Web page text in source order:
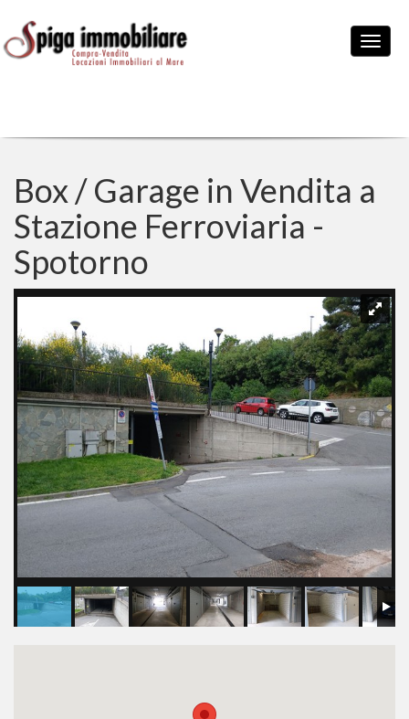
Box / Garage in Vendita a
Stazione Ferroviaria -
Spotorno